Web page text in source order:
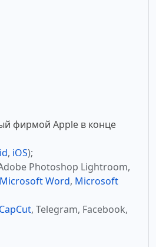
фирмой Apple в конце
, iOS);
Photoshop Lightroom,
Microsoft Word, Microsoft
CapCut, Telegram, Facebook,